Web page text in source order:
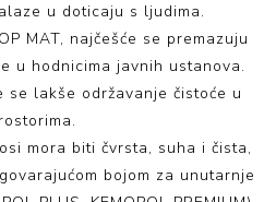
u doticaju s ljudima.
MAT, najčešće se premazuju
u hodnicima javnih ustanova.
se lakše održavanje čistoće u
mora biti čvrsta, suha i čista,
bojom za unutarnje